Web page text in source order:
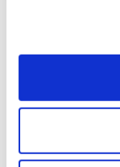
tout moment en
cookies ou en
Collecter
mètres près
Sac